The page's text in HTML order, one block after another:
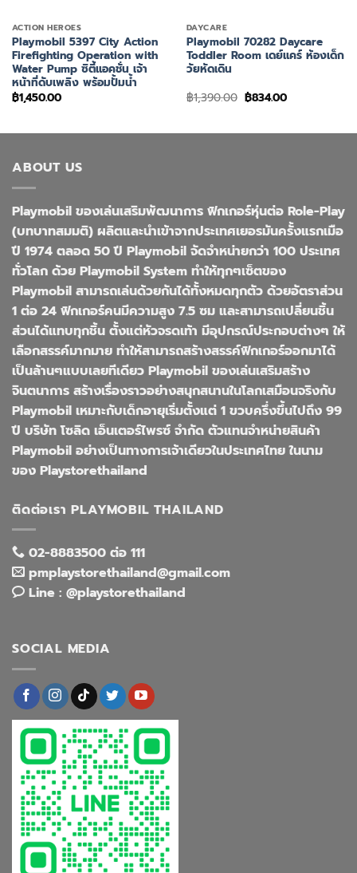
ACTION HEROES
Playmobil 5397 City Action
Firefighting Operation with
Water Pump ซิตี้แอคชั่น เจ้า
หน้าที่ดับเพลิง พร้อมปั้มน้ำ
฿1,450.00
DAYCARE
Playmobil 70282 Daycare
Toddler Room เดย์แคร์ ห้องเด็ก
วัยหัดเดิน
฿1,390.00 Original
price
฿834.00Current
price
ABOUT US
Playmobil ของเล่นเสริมพัฒนาการ ฟิกเกอร์หุ่นต่อ Role-Play
(บทบาทสมมติ) ผลิตและนำเข้าจากประเทศเยอรมันครั้งแรกเมือ
ปี 1974 ตลอด 50 ปี Playmobil จัดจำหน่ายกว่า 100 ประเทศ
ทั่วโลก ด้วย Playmobil System ทำให้ทุกๆเซ็ตของ
Playmobil สามารถเล่นด้วยกันได้ทั้งหมดทุกตัว ด้วยอัตราส่วน
1 ต่อ 24 ฟิกเกอร์คนมีความสูง 7.5 ซม และสามารถเปลี่ยนชิ้น
ส่วนได้แทบทุกชิ้น ตั้งแต่หัวจรดเท้า มีอุปกรณ์ประกอบต่างๆ ให้
เลือกสรรค์มากมาย ทำให้สามารถสร้างสรรค์ฟิกเกอร์ออกมาได้
เป็นล้านๆแบบเลยทีเดียว Playmobil ของเล่นเสริมสร้าง
จินตนาการ สร้างเรื่องราวอย่างสนุกสนานในโลกเสมือนจริงกับ
Playmobil เหมาะกับเด็กอายุเริ่มตั้งแต่ 1 ขวบครึ่งขึ้นไปถึง 99
ปี บริษัท โซลิด เอ็นเตอร์ไพรซ์ จำกัด ตัวแทนจำหน่ายสินค้า
Playmobil อย่างเป็นทางการเจ้าเดียวในประเทศไทย ในนาม
ของ Playstorethailand
ติดต่อเรา PLAYMOBIL THAILAND
02-8883500 ต่อ 111
pmplaystorethailand@gmail.com
Line : @playstorethailand
SOCIAL MEDIA